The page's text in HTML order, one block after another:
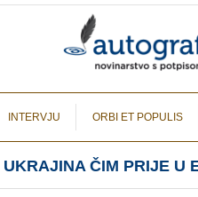
INTERVJU ORBI ET POPULIS
UKRAJINA ČIM PRIJE U